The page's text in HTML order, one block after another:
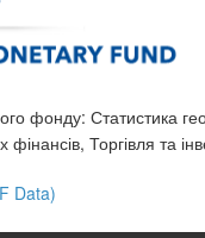
фонду: Статистика
Торгівля та
Data)